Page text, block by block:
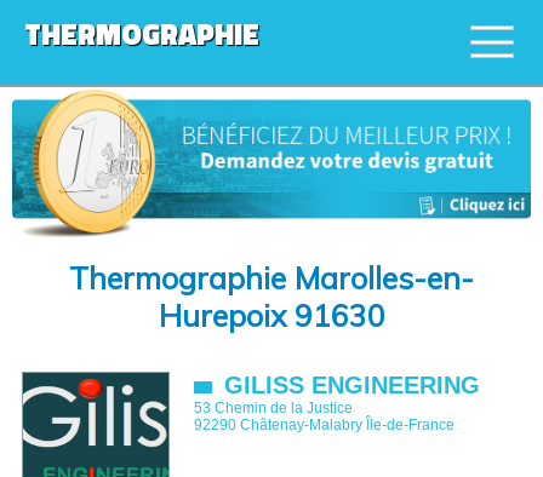
THERMOGRAPHIE
Thermographie Marolles-en-
Hurepoix 91630
GILISS ENGINEERING
53 Chemin de la Justice
92290 Châtenay-Malabry Île-de-France